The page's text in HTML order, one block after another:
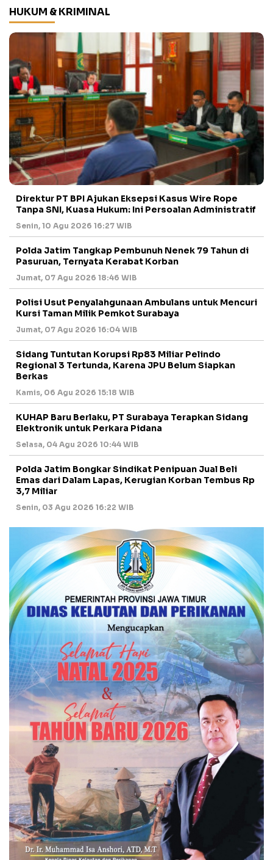
HUKUM & KRIMINAL
Direktur PT BPI Ajukan Eksepsi Kasus Wire Rope
Tanpa SNI, Kuasa Hukum: Ini Persoalan Administratif
Senin, 10 Agu 2026 16:27 WIB
Polda Jatim Tangkap Pembunuh Nenek 79 Tahun di
Pasuruan, Ternyata Kerabat Korban
Jumat, 07 Agu 2026 18:46 WIB
Polisi Usut Penyalahgunaan Ambulans untuk Mencuri
Kursi Taman Milik Pemkot Surabaya
Jumat, 07 Agu 2026 16:04 WIB
Sidang Tuntutan Korupsi Rp83 Miliar Pelindo
Regional 3 Tertunda, Karena JPU Belum Siapkan
Berkas
Kamis, 06 Agu 2026 15:18 WIB
KUHAP Baru Berlaku, PT Surabaya Terapkan Sidang
Elektronik untuk Perkara Pidana
Selasa, 04 Agu 2026 10:44 WIB
Polda Jatim Bongkar Sindikat Penipuan Jual Beli
Emas dari Dalam Lapas, Kerugian Korban Tembus Rp
3,7 Miliar
Senin, 03 Agu 2026 16:22 WIB